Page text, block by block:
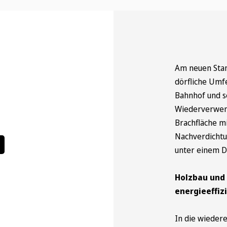
Am neuen
dörfliche
Bahnhof und
Brachfläche
unter einem
Holzbau
In die